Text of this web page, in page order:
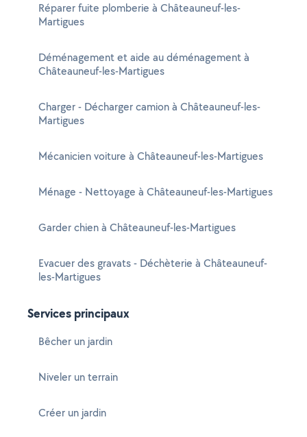
Réparer fuite plomberie à Châteauneuf-les-
Martigues
Déménagement et aide au déménagement à
Châteauneuf-les-Martigues
Charger - Décharger camion à Châteauneuf-les-
Martigues
Mécanicien voiture à Châteauneuf-les-Martigues
Ménage - Nettoyage à Châteauneuf-les-Martigues
Garder chien à Châteauneuf-les-Martigues
Evacuer des gravats - Déchèterie à Châteauneuf-
les-Martigues
Services principaux
Bêcher un jardin
Niveler un terrain
Créer un jardin